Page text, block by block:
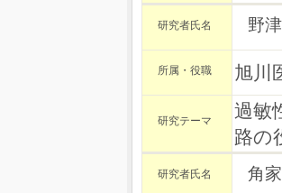
研究者氏名 野
所属・役職 旭川
研究テーマ
過敏
路の
研究者氏名 角